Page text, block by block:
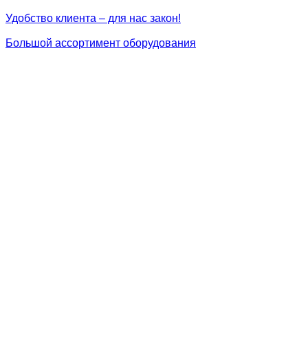
Удобство клиента – для нас закон!
Большой ассортимент оборудования